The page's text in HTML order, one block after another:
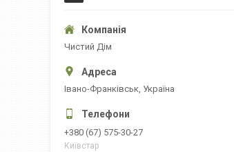
Чистий Дім
Івано-Франківськ, Україна
+380 (67) 575-30-27
Київстар